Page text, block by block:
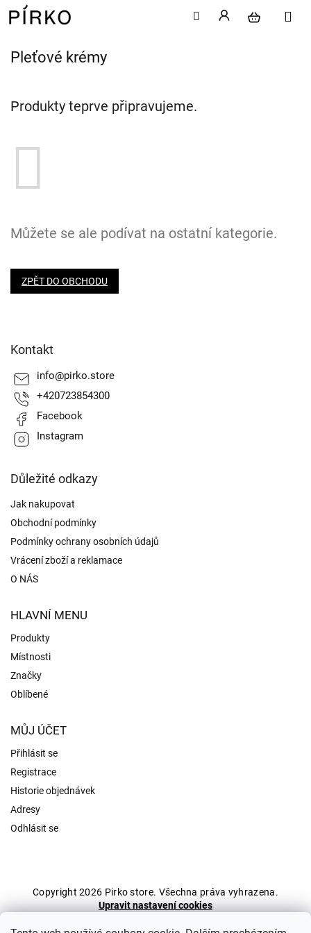
PřejítPleťové krémy
Produkty teprve připravujeme.
Můžete se ale podívat na ostatní kategorie.
ZPĚT DO OBCHODU
Kontakt
info@pirko.store
+420723854300
Facebook
Instagram
Důležité odkazy
Jak nakupovat
Obchodní podmínky
Podmínky ochrany osobních údajů
Vrácení zboží a reklamace
O NÁS
HLAVNÍ MENU
Produkty
Místnosti
Značky
Oblíbené
MŮJ ÚČET
Přihlásit se
Registrace
Historie objednávek
Adresy
Odhlásit se
Copyright 2026 Pirko store. Všechna práva vyhrazena.
Upravit nastavení cookies